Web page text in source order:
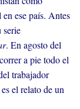
ese país. Antes
serie
. En agosto del
a pie todo el
trabajador
el relato de un